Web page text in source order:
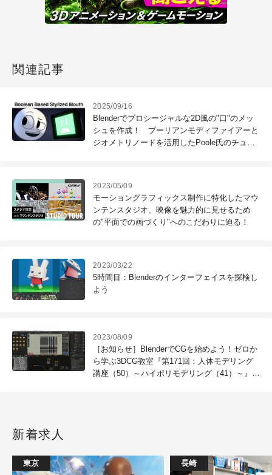
関連記事
2025/09/16
Blenderでプロシージャルな2D風の"口"のメッ
シュを作成！ ブーリアンモディファイアーと
ジオメトリノードを活用したPoole氏のチュー
2023/05/09
モーショングラフィックス制作に特化したマウ
ンテンスタジオ、映像を魅力的に見せるため
の"平面での画づくり"へのこだわりに迫る！
2023/03/22
5時間目：Blenderのインターフェイスを探検し
よう
2023/08/09
［お知らせ］BlenderでCGを始めよう！ゼロか
ら学ぶ3DCG教室『第171回：人体モデリング
講座（50）～ハイポリモデリング（41）～』が
新着求人
東京 長崎